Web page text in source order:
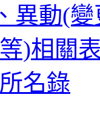
異動(
)相關
名錄